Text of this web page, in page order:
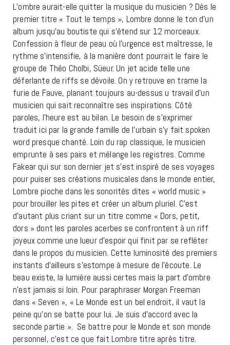
L’ombre aurait-elle quitter la musique du musicien ? Dès le
premier titre « Tout le temps », Lombre donne le ton d’un
album jusqu’au boutiste qui s’étend sur 12 morceaux.
Confession à fleur de peau où l’urgence est maîtresse, le
rythme s’intensifie, à la manière dont pourrait le faire le
groupe de Théo Cholbi, Süeur. Un jet acide telle une
déferlante de riffs se dévoile. On y retrouve en trame la
furie de Fauve, planant toujours au-dessus u travail d’un
musicien qui sait reconnaître ses inspirations. Côté
paroles, l’heure est au bilan. Le besoin de s’exprimer
traduit ici par la grande famille de l’urbain s’y fait spoken
word presque chanté. Loin du rap classique, le musicien
emprunte à ses pairs et mélange les registres. Comme
Fakear qui sur son dernier jet s’est inspiré de ses voyages
pour puiser ses créations musicales dans le monde entier,
Lombre pioche dans les sonorités dites « world music »
pour brouiller les pites et créer un album pluriel. C’est
d’autant plus criant sur un titre comme « Dors, petit,
dors » dont les paroles acerbes se confrontent à un riff
joyeux comme une lueur d’espoir qui finit par se refléter
dans le propos du musicien. Cette luminosité des premiers
instants d’ailleurs s’estompe à mesure de l’écoute. Le
beau existe, la lumière aussi certes mais la part d’ombre
n’est jamais si loin. Pour paraphraser Morgan Freeman
dans « Seven », « Le Monde est un bel endroit, il vaut la
peine qu’on se batte pour lui. Je suis d’accord avec la
seconde partie ». Se battre pour le Monde et son monde
personnel, c’est ce que fait Lombre titre après titre.